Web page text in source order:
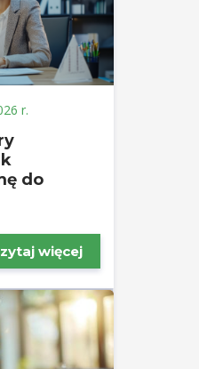
r.
do
więcej